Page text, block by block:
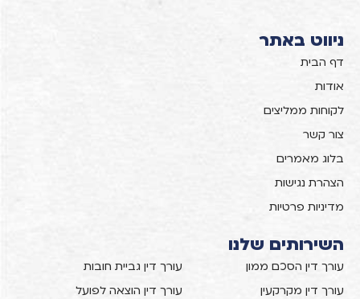
ניווט באתר
דף הבית
אודות
לקוחות ממליצים
צור קשר
בלוג מאמרים
הצהרת נגישות
מדיניות פרטיות
השירותים שלנו
עורך דין הסכם ממון
עורך דין גביית חובות
עורך דין מקרקעין
עורך דין הוצאה לפועל